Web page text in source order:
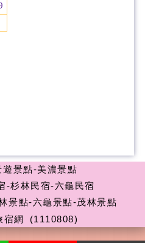
景點-美濃景點
-杉林民宿-六龜民宿
景點-六龜景點-茂林景點
宿網 (1110808)